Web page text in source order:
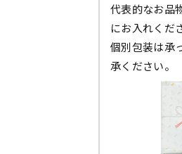
代表的なお品
にお入れくだ
個別包装は承
承ください。